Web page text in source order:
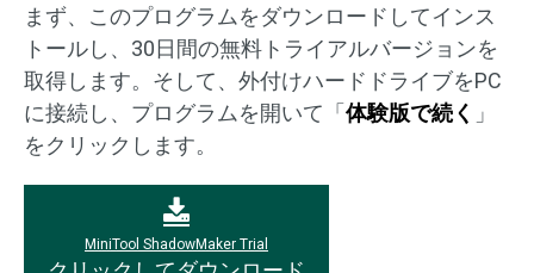
まず、このプログラムをダウンロードしてインス
トールし、30日間の無料トライアルバージョンを
取得します。そして、外付けハードドライブをPC
に接続し、プログラムを開いて「 体験版で続く 」
をクリックします。
MiniTool ShadowMaker Trial